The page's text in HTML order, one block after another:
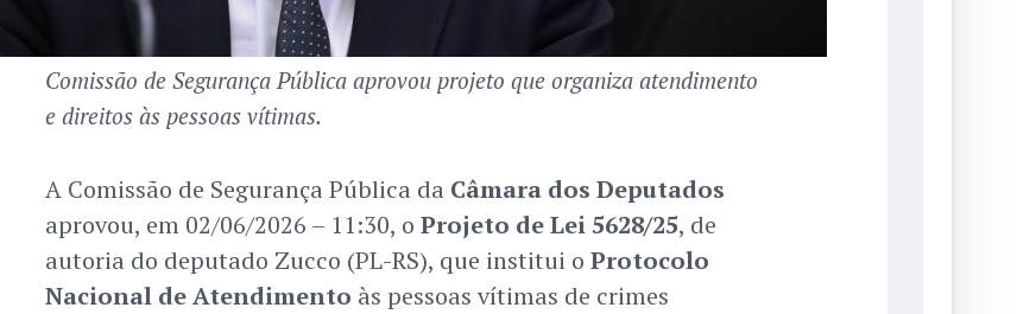
Comissão de Segurança Pública aprovou projeto que organiza atendimento
e direitos às pessoas vítimas.
A Comissão de Segurança Pública da Câmara dos Deputados
aprovou, em 02/06/2026 – 11:30, o Projeto de Lei 5628/25, de
autoria do deputado Zucco (PL-RS), que institui o Protocolo
Nacional de Atendimento às pessoas vítimas de crimes